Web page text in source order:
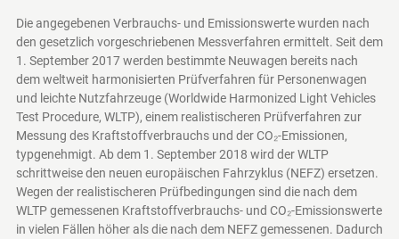
Die angegebenen Verbrauchs- und Emissionswerte wurden nach
den gesetzlich vorgeschriebenen Messverfahren ermittelt. Seit dem
1. September 2017 werden bestimmte Neuwagen bereits nach
dem weltweit harmonisierten Prüfverfahren für Personenwagen
und leichte Nutzfahrzeuge (Worldwide Harmonized Light Vehicles
Test Procedure, WLTP), einem realistischeren Prüfverfahren zur
Messung des Kraftstoffverbrauchs und der CO₂-Emissionen,
typgenehmigt. Ab dem 1. September 2018 wird der WLTP
schrittweise den neuen europäischen Fahrzyklus (NEFZ) ersetzen.
Wegen der realistischeren Prüfbedingungen sind die nach dem
WLTP gemessenen Kraftstoffverbrauchs- und CO₂-Emissionswerte
in vielen Fällen höher als die nach dem NEFZ gemessenen. Dadurch